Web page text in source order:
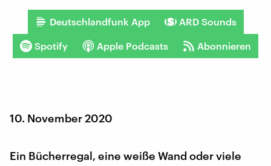
Deutschlandfunk App ARD Sounds
Spotify Apple Podcasts Abonnieren
10. November 2020
Ein Bücherregal, eine weiße Wand oder viele